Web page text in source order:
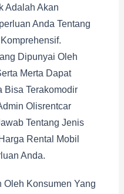
Adalah Akan
Anda Tentang
Dipunyai Oleh
Merta Dapat
Bisa Terakomodir
Olisrentcar
Tentang Jenis
Rental Mobil
Anda.
Oleh Konsumen Yang